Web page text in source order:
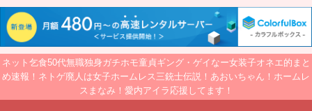
ネット乞食50代無職独身ガチホモ童貞ギング・ゲイなー女装子オネエ的まと
め速報！ネトゲ廃人は女子ホームレス三銃士伝説！あおいちゃん！ホームレ
スまなみ！愛内アイラ応援してます！